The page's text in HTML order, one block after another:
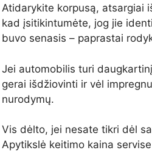
Atidarykite korpusą, atsargiai
kad įsitikintumėte, jog jie
buvo senasis – paprastai
Jei automobilis turi
gerai išdžiovinti ir vėl
nurodymų.
Vis dėlto, jei nesate tikri dėl
Apytikslė keitimo kaina